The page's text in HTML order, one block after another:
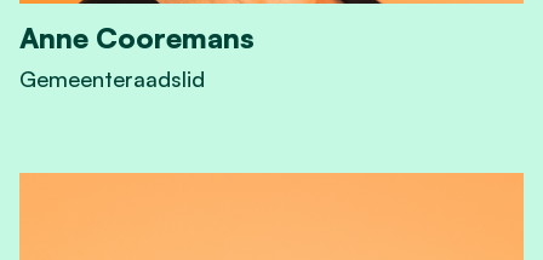
Anne Cooremans
Gemeenteraadslid